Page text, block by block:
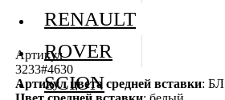
Артикул
3233#4630
Артикул цвета средней вставки: БЛ
RENAULT
ROVER
SCION